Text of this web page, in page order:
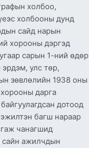
холбоо,
холбооны дунд
сайд нарын
хорооны дэргэд
сарын 1-ний өдөр
улс төр,
зөвлөлийн 1938 оны
дарга
дотоод
багш нараар
чанагшид
сайн ажилчдын